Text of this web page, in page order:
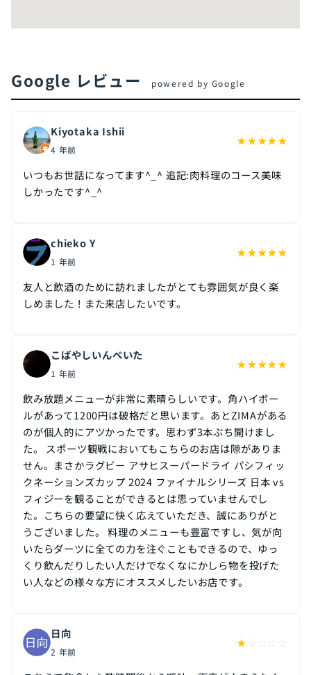
Google レビュー powered by Google
Kiyotaka Ishii
4 年前
★★★★★
いつもお世話になってます^_^ 追記:肉料理のコース美味
しかったです^_^
chieko Y
1 年前
★★★★★
友人と飲酒のために訪れましたがとても雰囲気が良く楽
しめました！また来店したいです。
こばやしいんぺいた
1 年前
★★★★★
飲み放題メニューが非常に素晴らしいです。角ハイボー
ルがあって1200円は破格だと思います。あとZIMAがある
のが個人的にアツかったです。思わず3本ぶち開けまし
た。 スポーツ観戦においてもこちらのお店は隙がありま
せん。まさかラグビー アサヒスーパードライ パシフィッ
クネーションズカップ 2024 ファイナルシリーズ 日本 vs
フィジーを観ることができるとは思っていませんでし
た。こちらの要望に快く応えていただき、誠にありがと
うございました。 料理のメニューも豊富ですし、気が向
いたらダーツに全ての力を注ぐこともできるので、ゆっ
くり飲んだりしたい人だけでなくなにかしら物を投げた
い人などの様々な方にオススメしたいお店です。
日向
2 年前
★